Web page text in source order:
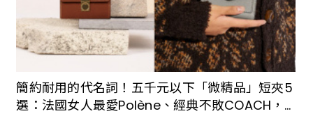
林植物還有家具與展場限定盆器
義大利怪美殿堂 TOILETPAPER 雜誌特展
巡迴台北站！將米蘭普普前衛總部辦公室
原汁重現
簡約耐用的代名詞！五千元以下「微精品」短夾5
選：法國女人最愛Polène、經典不敗COACH，